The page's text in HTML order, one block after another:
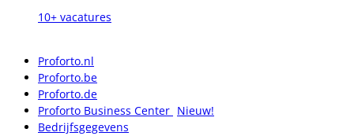
10+ vacatures
Proforto.nl
Proforto.be
Proforto.de
Proforto Business Center Nieuw!
Bedrijfsgegevens